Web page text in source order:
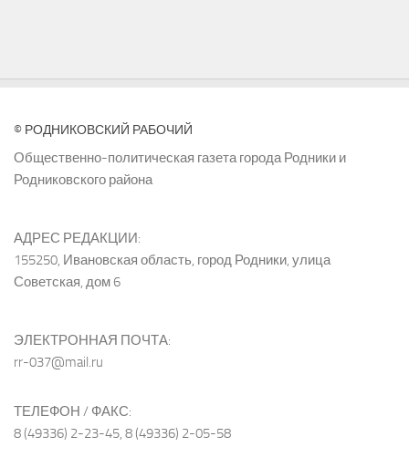
© РОДНИКОВСКИЙ РАБОЧИЙ
Общественно-политическая газета города Родники и
Родниковского района
АДРЕС РЕДАКЦИИ:
155250, Ивановская область, город Родники, улица
Советская, дом 6
ЭЛЕКТРОННАЯ ПОЧТА:
rr-037@mail.ru
ТЕЛЕФОН / ФАКС:
8 (49336) 2-23-45, 8 (49336) 2-05-58